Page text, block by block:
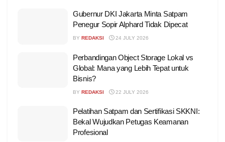
Gubernur DKI Jakarta Minta Satpam
Penegur Sopir Alphard Tidak Dipecat
BY REDAKSI 24 JULY 2026
Perbandingan Object Storage Lokal vs
Global: Mana yang Lebih Tepat untuk
Bisnis?
BY REDAKSI 22 JULY 2026
Pelatihan Satpam dan Sertifikasi SKKNI:
Bekal Wujudkan Petugas Keamanan
Profesional